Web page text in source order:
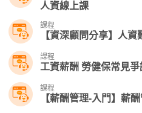
人資線上課
課程
【資深顧問分享】人
課程
工資薪酬 勞健保常見
課程
【薪酬管理-入門】薪